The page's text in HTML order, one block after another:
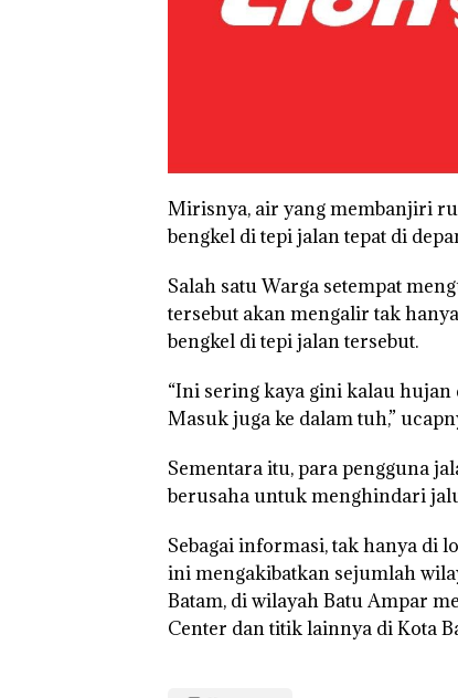
Mirisnya, air yang membanjiri
bengkel di tepi jalan tepat di
Salah satu Warga setempat
tersebut akan mengalir tak
bengkel di tepi jalan tersebut.
“Ini sering kaya gini kalau hujan
Masuk juga ke dalam tuh,”
Sementara itu, para pengguna
berusaha untuk menghindari
Sebagai informasi, tak hanya di
ini mengakibatkan sejumlah
Batam, di wilayah Batu Ampar
Center dan titik lainnya di Kota